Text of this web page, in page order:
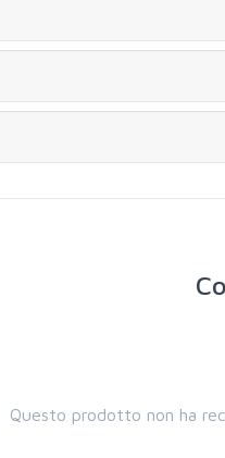
Questo prodotto non ha